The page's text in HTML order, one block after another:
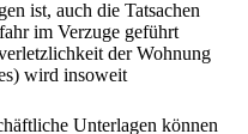
ist, auch die Tatsachen
im Verzuge geführt
der Wohnung
wird insoweit
Unterlagen können